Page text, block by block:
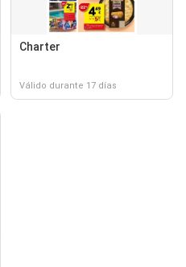
Charter
Válido durante 17 días